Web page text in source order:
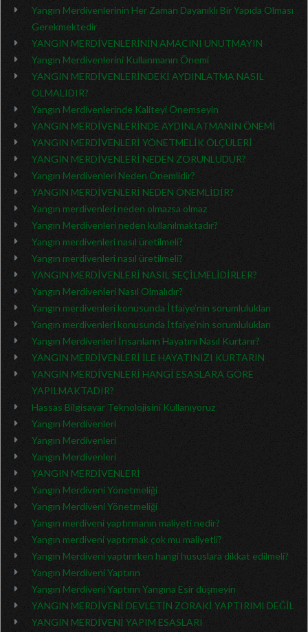
Yangın Merdivenlerinin Her Zaman Dayanıklı Bir Yapıda Olması
Gerekmektedir
YANGIN MERDİVENLERİNİN AMACINI UNUTMAYIN
Yangın Merdivenlerini Kullanmanın Önemi
YANGIN MERDİVENLERİNDEKİ AYDINLATMA NASIL
OLMALIDIR?
Yangın Merdivenlerinde Kaliteyi Önemseyin
YANGIN MERDİVENLERİNDE AYDINLATMANIN ÖNEMİ
YANGIN MERDİVENLERİ YÖNETMELİK ÖLÇÜLERİ
YANGIN MERDİVENLERİ NEDEN ZORUNLUDUR?
Yangın Merdivenleri Neden Önemlidir?
YANGIN MERDİVENLERİ NEDEN ÖNEMLİDİR?
Yangın merdivenleri neden olmazsa olmaz
Yangın Merdivenleri neden kullanılmaktadır?
Yangın merdivenleri nasıl üretilmeli?
Yangın merdivenleri nasıl üretilmeli?
YANGIN MERDİVENLERİ NASIL SEÇİLMELİDİRLER?
Yangın Merdivenleri Nasıl Olmalıdır?
Yangın merdivenleri konusunda İtfaiye’nin sorumlulukları
Yangın merdivenleri konusunda İtfaiye’nin sorumlulukları
Yangın Merdivenleri İnsanların Hayatını Nasıl Kurtarır?
YANGIN MERDİVENLERİ İLE HAYATINIZI KURTARIN
YANGIN MERDİVENLERİ HANGİ ESASLARA GÖRE
YAPILMAKTADIR?
Hassas Bilgisayar Teknolojisini Kullanıyoruz
Yangın Merdivenleri
Yangın Merdivenleri
Yangın Merdivenleri
YANGIN MERDİVENLERİ
Yangın Merdiveni Yönetmeliği
Yangın Merdiveni Yönetmeliği
Yangın merdiveni yaptırmanın maliyeti nedir?
Yangın merdiveni yaptırmak çok mu maliyetli?
Yangın Merdiveni yaptırırken hangi hususlara dikkat edilmeli?
Yangın Merdiveni Yaptırın
Yangın Merdiveni Yaptırın Yangına Esir düşmeyin
YANGIN MERDİVENİ DEVLETİN ZORAKİ YAPTIRIMI DEĞİL
YANGIN MERDİVENİ YAPIM ESASLARI